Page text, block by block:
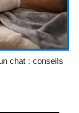
chat : conseils